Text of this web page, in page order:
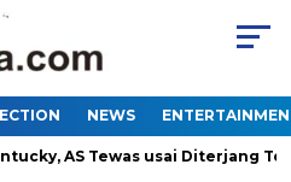
NEWS
AS Tewas usai Diterjang Tornado